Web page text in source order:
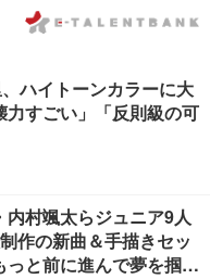
ハイトーンカラーに大
力すごい」「反則級の可
村颯太らジュニア9人
作の新曲＆手描きセッ
っと前に進んで夢を掴み